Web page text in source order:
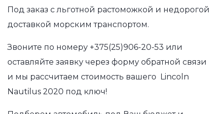
Под заказ с льготной растоможкой и недорогой
доставкой морским транспортом.
Звоните по номеру +375(25)906-20-53 или
оставляйте заявку через форму обратной связи
и мы рассчитаем стоимость вашего Lincoln
Nautilus 2020 под ключ!